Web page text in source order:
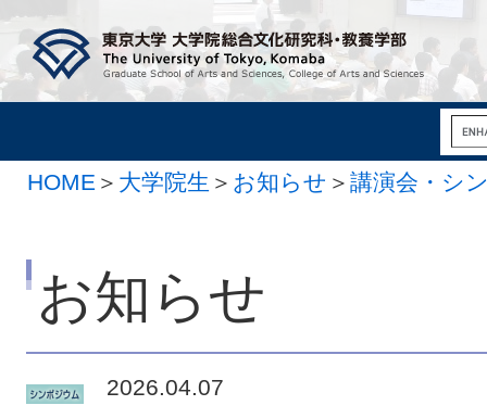
HOME ＞ 大学院生 ＞ お知らせ ＞ 講演会・シ
お知らせ
2026.04.07